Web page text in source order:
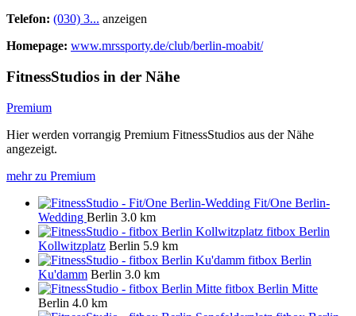
Telefon: (030) 3... anzeigen
Homepage: www.mrssporty.de/club/berlin-moabit/
FitnessStudios in der Nähe
Premium
Hier werden vorrangig Premium FitnessStudios aus der Nähe
angezeigt.
mehr zu Premium
Fit/One Berlin-
Wedding Berlin 3.0 km
fitbox Berlin
Kollwitzplatz Berlin 5.9 km
fitbox Berlin
Ku'damm Berlin 3.0 km
fitbox Berlin Mitte
Berlin 4.0 km